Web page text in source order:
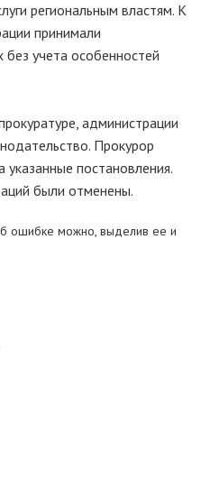
региональным властям. К
принимали
учета особенностей
администрации
Прокурор
указанные постановления.
были отменены.
ошибке можно, выделив ее и